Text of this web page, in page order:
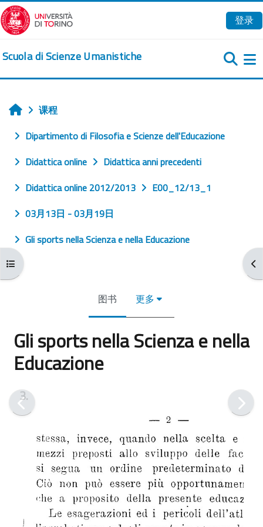
跳到主要内容
登录
Scuola di Scienze Umanistiche
打开课程索引 打
首页课程
Dipartimento di Filosofia e Scienze dell'Educazione
Didattica online
Didattica anni precedenti
Didattica online 2012/2013
E00_12/13_1
03月13日 - 03月19日
Gli sports nella Scienza e nella Educazione
图书 更多
Gli sports nella Scienza e nella
Educazione
3.